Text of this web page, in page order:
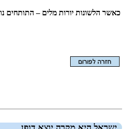
כאשר הלשונות יורות מלים – התותחים